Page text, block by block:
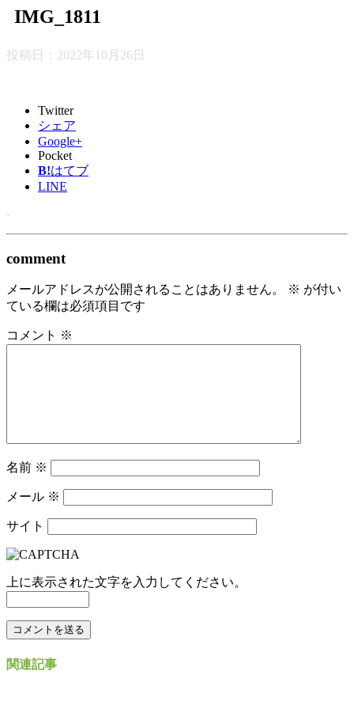
IMG_1811
投稿日： 2022年10月26日
Twitter
シェア
Google+
Pocket
B!はてブ
LINE
-
comment
メールアドレスが公開されることはありません。 ※ が付い
ている欄は必須項目です
コメント ※
名前 ※
メール ※
サイト
上に表示された文字を入力してください。
関連記事